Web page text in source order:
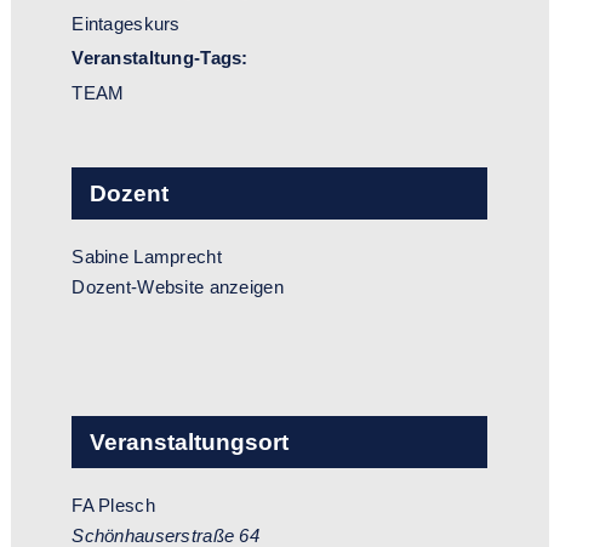
Eintageskurs
Veranstaltung-Tags:
TEAM
Dozent
Sabine Lamprecht
Dozent-Website anzeigen
Veranstaltungsort
FA Plesch
Schönhauserstraße 64